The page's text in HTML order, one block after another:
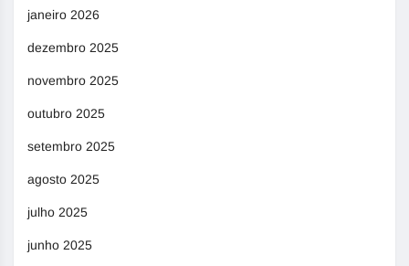
janeiro 2026
dezembro 2025
novembro 2025
outubro 2025
setembro 2025
agosto 2025
julho 2025
junho 2025